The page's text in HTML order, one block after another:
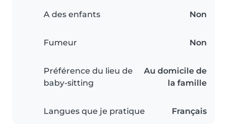
A des enfants Non
Fumeur Non
Préférence du lieu de
baby-sitting
Au domicile de
la famille
Langues que je pratique Français